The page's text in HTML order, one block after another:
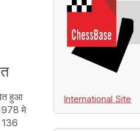
हुआ
मे
136
International Site